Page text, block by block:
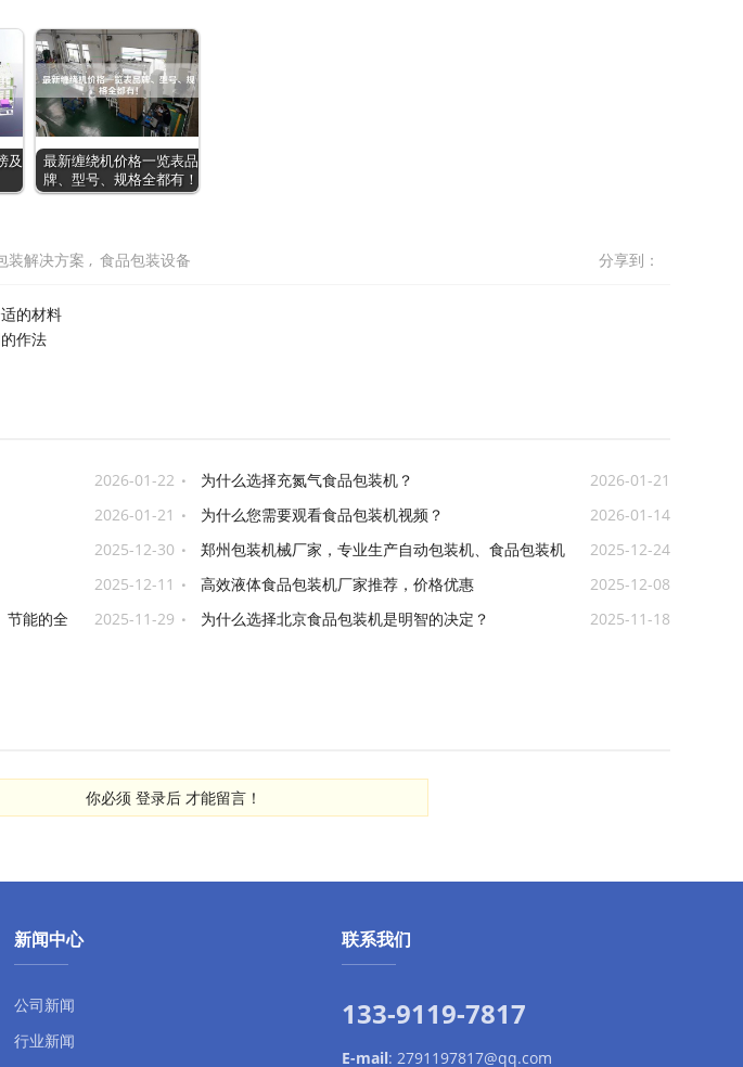
及
最新缠绕机价格一览表品
牌、型号、规格全都有！
装解决方案 , 食品包装设备 分享到：
的材料
作法
2026-01-22 2026-01-21
为什么选择充氮气食品包装机？
2026-01-21
2026-01-14
为什么您需要观看食品包装机视频？
2025-12-30
2025-12-24
郑州包装机械厂家，专业生产自动包装机、食品包装机
等设备
2025-12-11 2025-12-08
高效液体食品包装机厂家推荐，价格优惠
2025-11-29
节能的全
2025-11-18
为什么选择北京食品包装机是明智的决定？
你必须登录后 才能留言！
新闻中心
公司新闻
行业新闻
联系我们
133-9119-7817
E-mail: 2791197817@qq.com